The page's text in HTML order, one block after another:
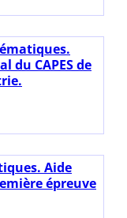
du CAPES de
Aide
épreuve